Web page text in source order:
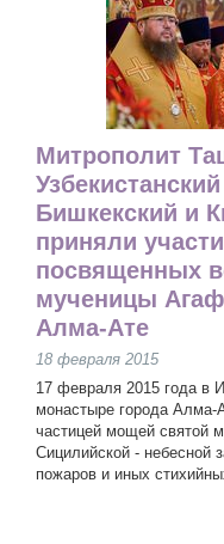
Митрополит
Бишкекский и
приняли
посвященных
мученицы
Алма-Ате
18 февраля 2015
17 февраля 2015 года в
монастыре города Алма-
частицей мощей святой
Сицилийской - небесной
пожаров и иных